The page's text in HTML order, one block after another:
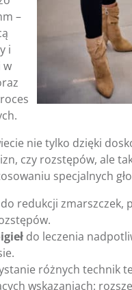
–
i
w
nie tylko dzięki
czy rozstępów, ale
specjalnych
redukcji zmarszczek,
do leczenia
różnych technik
wskazaniach: